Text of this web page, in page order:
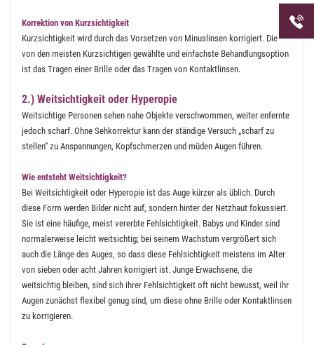
Korrektion von Kurzsichtigkeit
Kurzsichtigkeit wird durch das Vorsetzen von Minuslinsen korrigiert. Die
von den meisten Kurzsichtigen gewählte und einfachste Behandlungsoption
ist das Tragen einer Brille oder das Tragen von Kontaktlinsen.
2.) Weitsichtigkeit oder Hyperopie
Weitsichtige Personen sehen nahe Objekte verschwommen, weiter enfernte
jedoch scharf. Ohne Sehkorrektur kann der ständige Versuch „scharf zu
stellen“ zu Anspannungen, Kopfschmerzen und müden Augen führen.
Wie entsteht Weitsichtigkeit?
Bei Weitsichtigkeit oder Hyperopie ist das Auge kürzer als üblich. Durch
diese Form werden Bilder nicht auf, sondern hinter der Netzhaut fokussiert.
Sie ist eine häufige, meist vererbte Fehlsichtigkeit. Babys und Kinder sind
normalerweise leicht weitsichtig; bei seinem Wachstum vergrößert sich
auch die Länge des Auges, so dass diese Fehlsichtigkeit meistens im Alter
von sieben oder acht Jahren korrigiert ist. Junge Erwachsene, die
weitsichtig bleiben, sind sich ihrer Fehlsichtigkeit oft nicht bewusst, weil ihr
Augen zunächst flexibel genug sind, um diese ohne Brille oder Kontaktlinsen
zu korrigieren.
uns